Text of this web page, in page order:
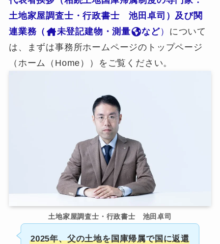
土地家屋調査士・行政書士 池田卓司）及び関
連業務（
未登記建物・測量 など） について
は、まずは事務所ホームページのトップページ
（ホーム（Home））をご覧ください。
土地家屋調査士・行政書士 池田卓司
2025年、父の土地を国庫帰属で国に返還